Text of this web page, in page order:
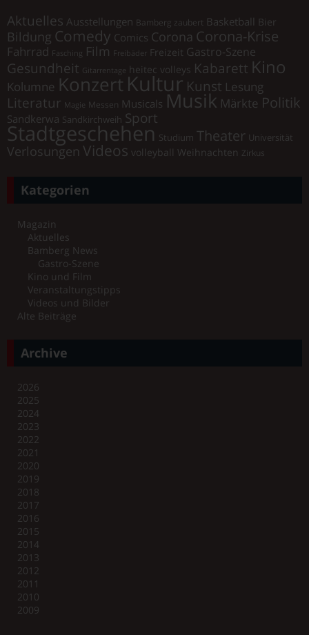
Aktuelles Ausstellungen Bamberg zaubert Basketball Bier
Bildung Comedy Comics Corona Corona-Krise
Fahrrad Fasching Film Freibäder Freizeit Gastro-Szene
Gesundheit Gitarrentage heitec volleys Kabarett Kino
Kolumne Konzert Kultur Kunst Lesung
Literatur Magie Messen Musicals Musik Märkte Politik
Sandkerwa Sandkirchweih Sport
Stadtgeschehen Studium Theater Universität
Verlosungen Videos volleyball Weihnachten Zirkus
Kategorien
Magazin
Aktuelles
Bamberg News
Gastro-Szene
Kino und Film
Veranstaltungstipps
Videos und Bilder
Alte Beiträge
Archive
2026
2025
2024
2023
2022
2021
2020
2019
2018
2017
2016
2015
2014
2013
2012
2011
2010
2009